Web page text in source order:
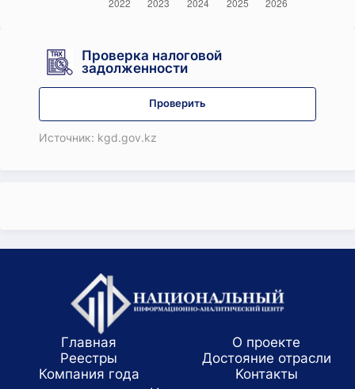
Проверка налоговой
задолженности
Проверить
Источник: kgd.gov.kz
Главная
О проекте
Реестры
Достояние отрасли
Компания года
Koнтaкты